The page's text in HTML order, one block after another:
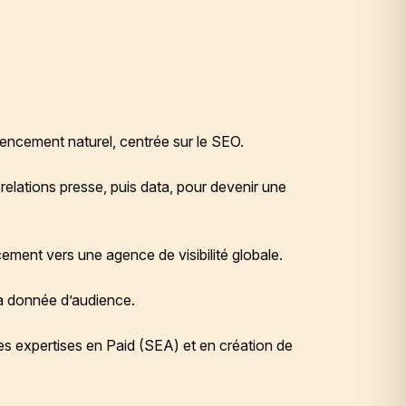
naturel, centrée sur le SEO.
presse, puis data, pour devenir une
vers une agence de visibilité globale.
donnée d’audience.
expertises en Paid (SEA) et en création de